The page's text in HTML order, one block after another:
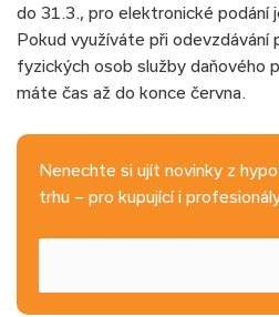
do 31.3., pro elektronické podání
Pokud využíváte při odevzdávání
fyzických osob služby daňového
máte čas až do konce června.
Nenechte si ujít novinky z
trhu – pro kupující i